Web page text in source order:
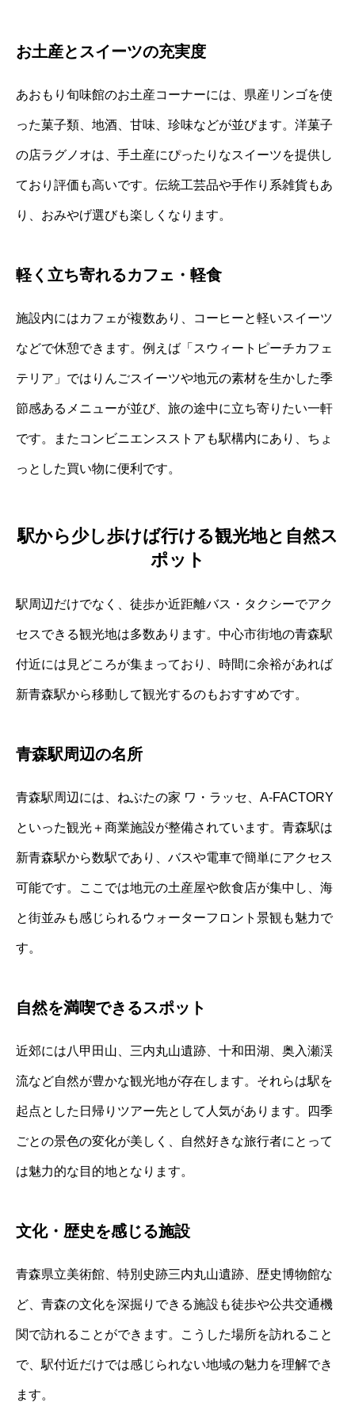
お土産とスイーツの充実度
あおもり旬味館のお土産コーナーには、県産リンゴを使
った菓子類、地酒、甘味、珍味などが並びます。洋菓子
の店ラグノオは、手土産にぴったりなスイーツを提供し
ており評価も高いです。伝統工芸品や手作り系雑貨もあ
り、おみやげ選びも楽しくなります。
軽く立ち寄れるカフェ・軽食
施設内にはカフェが複数あり、コーヒーと軽いスイーツ
などで休憩できます。例えば「スウィートピーチカフェ
テリア」ではりんごスイーツや地元の素材を生かした季
節感あるメニューが並び、旅の途中に立ち寄りたい一軒
です。またコンビニエンスストアも駅構内にあり、ちょ
っとした買い物に便利です。
駅から少し歩けば行ける観光地と自然ス
ポット
駅周辺だけでなく、徒歩か近距離バス・タクシーでアク
セスできる観光地は多数あります。中心市街地の青森駅
付近には見どころが集まっており、時間に余裕があれば
新青森駅から移動して観光するのもおすすめです。
青森駅周辺の名所
青森駅周辺には、ねぶたの家 ワ・ラッセ、A-FACTORY
といった観光＋商業施設が整備されています。青森駅は
新青森駅から数駅であり、バスや電車で簡単にアクセス
可能です。ここでは地元の土産屋や飲食店が集中し、海
と街並みも感じられるウォーターフロント景観も魅力で
す。
自然を満喫できるスポット
近郊には八甲田山、三内丸山遺跡、十和田湖、奥入瀬渓
流など自然が豊かな観光地が存在します。それらは駅を
起点とした日帰りツアー先として人気があります。四季
ごとの景色の変化が美しく、自然好きな旅行者にとって
は魅力的な目的地となります。
文化・歴史を感じる施設
青森県立美術館、特別史跡三内丸山遺跡、歴史博物館な
ど、青森の文化を深掘りできる施設も徒歩や公共交通機
関で訪れることができます。こうした場所を訪れること
で、駅付近だけでは感じられない地域の魅力を理解でき
ます。